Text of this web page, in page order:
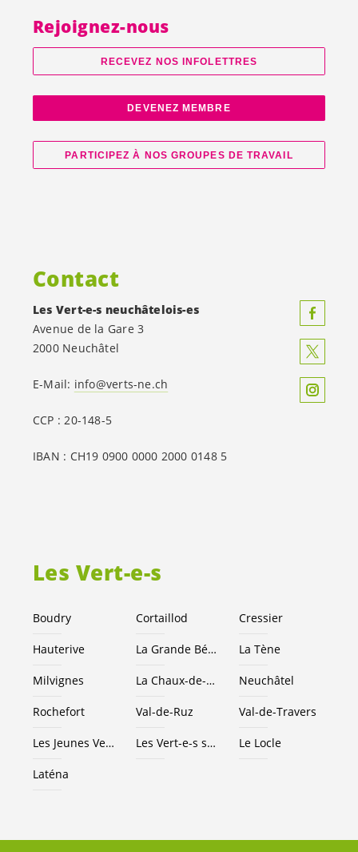
Les Vert-e-s
Boudry Cortaillod Cressier
Hauterive La Grande Béroche La Tène
Milvignes La Chaux-de-Fonds Neuchâtel
Rochefort Val-de-Ruz Val-de-Travers
Les Jeunes Vert-e-s NE
Les Vert-e-s suisses Le Locle
Laténa
Rejoignez-nous
RECEVEZ NOS INFOLETTRES
DEVENEZ MEMBRE
PARTICIPEZ À NOS GROUPES DE TRAVAIL
Contact
Les Vert-e-s neuchâtelois-es
Avenue de la Gare 3
2000 Neuchâtel
E-Mail: info@verts-ne.ch
CCP : 20-148-5
IBAN : CH19 0900 0000 2000 0148 5